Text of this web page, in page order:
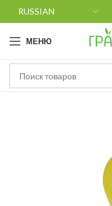
МЕНЮ